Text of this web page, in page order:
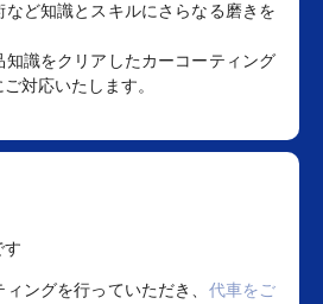
など知識とスキルにさらなる磨きを
識をクリアしたカーコーティング
対応いたします。
す
ングを行っていただき、 代車をご